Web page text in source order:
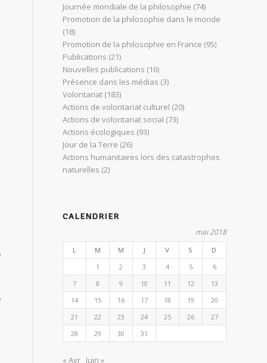
Journée mondiale de la philosophie (74)
Promotion de la philosophie dans le monde
(18)
Promotion de la philosophie en France (95)
Publications (21)
Nouvelles publications (16)
Présence dans les médias (3)
Volontariat (183)
Actions de volontariat culturel (20)
Actions de volontariat social (73)
Actions écologiques (93)
Jour de la Terre (26)
Actions humanitaires lors des catastrophes
naturelles (2)
CALENDRIER
mai 2018
L M M J V S
D
1
2 3 4 5
6
7
8 9 10 11 12
13
14
15 16 17 18 19
20
21
22 23 24 25 26
27
28
29 30 31
« Avr Juin »